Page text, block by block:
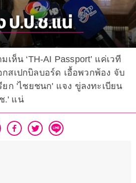
ห็น ‘TH-AI Passport’ แค่เวที
สเปกบิลบอร์ด เอื้อพวกพ้อง จับ
ก 'ไชยชนก' แจง ขู่ลงทะเบียน
.' แน่